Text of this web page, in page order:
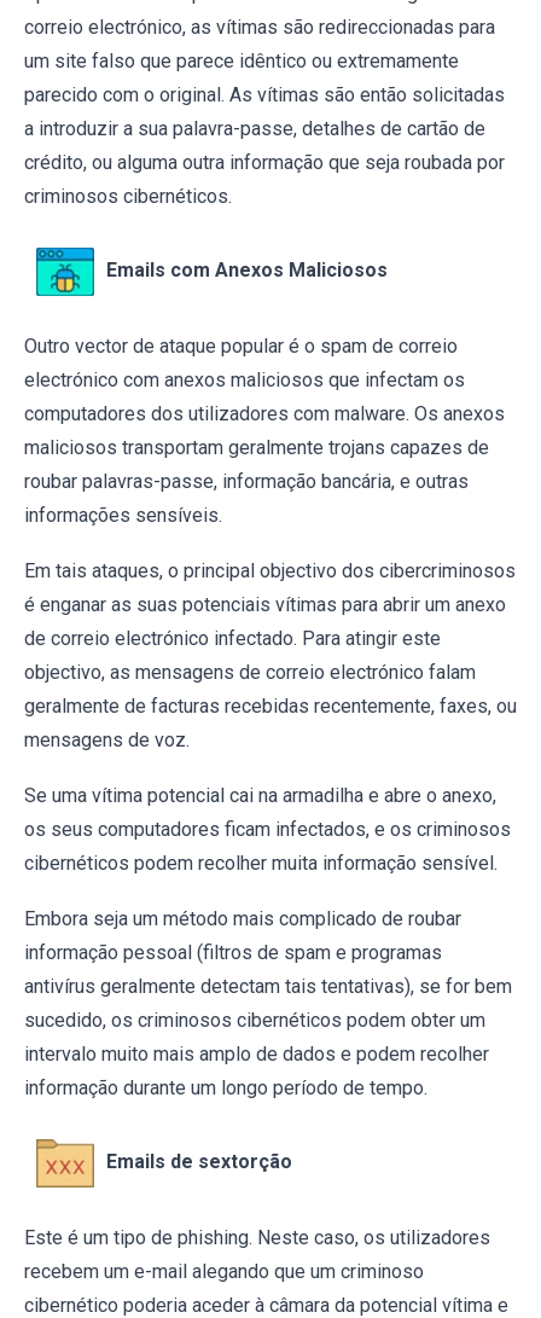
correio electrónico, as vítimas são redireccionadas para
um site falso que parece idêntico ou extremamente
parecido com o original. As vítimas são então solicitadas
a introduzir a sua palavra-passe, detalhes de cartão de
crédito, ou alguma outra informação que seja roubada por
criminosos cibernéticos.
Emails com Anexos Maliciosos
Outro vector de ataque popular é o spam de correio
electrónico com anexos maliciosos que infectam os
computadores dos utilizadores com malware. Os anexos
maliciosos transportam geralmente trojans capazes de
roubar palavras-passe, informação bancária, e outras
informações sensíveis.
Em tais ataques, o principal objectivo dos cibercriminosos
é enganar as suas potenciais vítimas para abrir um anexo
de correio electrónico infectado. Para atingir este
objectivo, as mensagens de correio electrónico falam
geralmente de facturas recebidas recentemente, faxes, ou
mensagens de voz.
Se uma vítima potencial cai na armadilha e abre o anexo,
os seus computadores ficam infectados, e os criminosos
cibernéticos podem recolher muita informação sensível.
Embora seja um método mais complicado de roubar
informação pessoal (filtros de spam e programas
antivírus geralmente detectam tais tentativas), se for bem
sucedido, os criminosos cibernéticos podem obter um
intervalo muito mais amplo de dados e podem recolher
informação durante um longo período de tempo.
Emails de sextorção
Este é um tipo de phishing. Neste caso, os utilizadores
recebem um e-mail alegando que um criminoso
cibernético poderia aceder à câmara da potencial vítima e